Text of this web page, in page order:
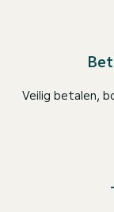
Veilig betalen,